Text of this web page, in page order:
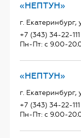
«НЕПТУН»
г. Екатеринбург,
+7 (343) 34-22-111
Пн-Пт: с 9.00-
«НЕПТУН»
г. Екатеринбург,
+7 (343) 34-22-111
Пн-Пт: с 9.00-